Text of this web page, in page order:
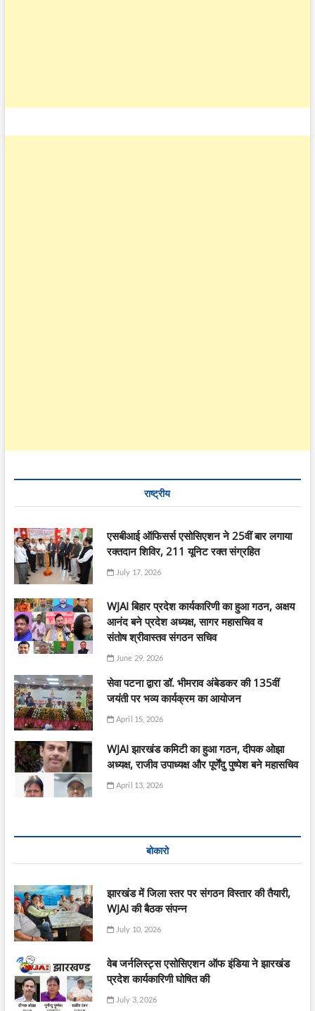
राष्ट्रीय
एसबीआई ऑफिसर्स एसोसिएशन ने 25वीं बार लगाया
रक्तदान शिविर, 211 यूनिट रक्त संग्रहित
July 17, 2026
WJAI बिहार प्रदेश कार्यकारिणी का हुआ गठन, अक्षय
आनंद बने प्रदेश अध्यक्ष, सागर महासचिव व
संतोष श्रीवास्तव संगठन सचिव
June 29, 2026
सेवा पटना द्वारा डॉ. भीमराव अंबेडकर की 135वीं
जयंती पर भव्य कार्यक्रम का आयोजन
April 15, 2026
WJAI झारखंड कमिटी का हुआ गठन, दीपक ओझा
अध्यक्ष, राजीव उपाध्यक्ष और पूर्णेंदु पुष्पेश बने महासचिव
April 13, 2026
बोकारो
झारखंड में जिला स्तर पर संगठन विस्तार की तैयारी,
WJAI की बैठक संपन्न
July 10, 2026
वेब जर्नलिस्ट्स एसोसिएशन ऑफ इंडिया ने झारखंड
प्रदेश कार्यकारिणी घोषित की
July 3, 2026